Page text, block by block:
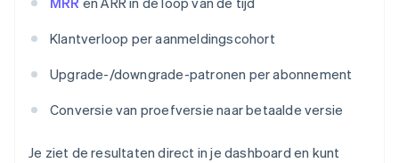
Klantverloop per aanmeldingscohort
Upgrade-/downgrade-patronen per abonnement
Conversie van proefversie naar betaalde versie
Je ziet de resultaten direct in je dashboard en kunt